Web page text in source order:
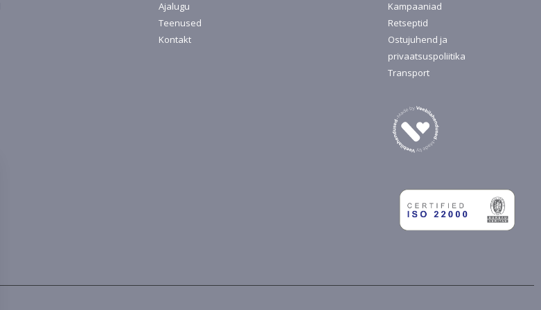
Ajalugu
Teenused
Kontakt
Kampaaniad
Retseptid
Ostujuhend ja
privaatsuspoliitika
Transport